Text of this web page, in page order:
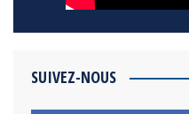
SUIVEZ-NOUS